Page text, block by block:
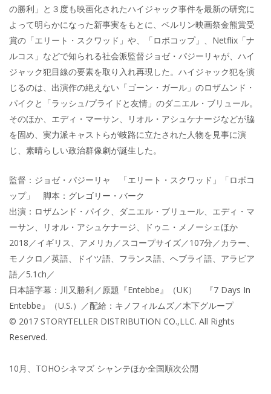
の勝利」と３度も映画化されたハイジャック事件を最新の研究に
よって明らかになった新事実をもとに、ベルリン映画祭金熊賞受
賞の「エリート・スクワッド」や、「ロボコップ」、Netflix「ナ
ルコス」などで知られる社会派監督ジョゼ・パジーリャが、ハイ
ジャック犯目線の要素を取り入れ再現した。ハイジャック犯を演
じるのは、出演作の絶えない「ゴーン・ガール」のロザムンド・
パイクと「ラッシュ/プライドと友情」のダニエル・ブリュール。
そのほか、エディ・マーサン、リオル・アシュケナージなどが脇
を固め、実力派キャストらが岐路に立たされた人物を見事に演
じ、素晴らしい政治群像劇が誕生した。
監督：ジョゼ・パジーリャ 「エリート・スクワッド」「ロボコ
ップ」 脚本：グレゴリー・バーク
出演：ロザムンド・パイク、ダニエル・ブリュール、エディ・マ
ーサン、リオル・アシュケナージ、ドゥニ・メノーシェほか
2018／イギリス、アメリカ／スコープサイズ／107分／カラー、
モノクロ／英語、ドイツ語、フランス語、ヘブライ語、アラビア
語／5.1ch／
日本語字幕：川又勝利／原題『Entebbe』（UK） 『7 Days In
Entebbe』（U.S.）／配給：キノフィルムズ／木下グループ
© 2017 STORYTELLER DISTRIBUTION CO.,LLC. All Rights
Reserved.
10月、TOHOシネマズ シャンテほか全国順次公開